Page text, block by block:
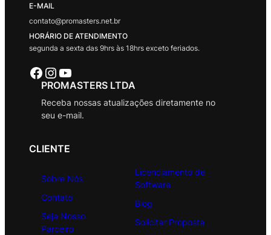
E-MAIL
contato@promasters.net.br
HORÁRIO DE ATENDIMENTO
segunda a sexta das 9hrs às 18hrs exceto feriados.
Facebook Instagram Youtube
PROMASTERS LTDA
Receba nossas atualizações diretamente no
seu e-mail.
CLIENTE
Sobre Nós
Contato
Seja Nosso
Parceiro
Licenciamento de
Software
Blog
Solicitar Proposta